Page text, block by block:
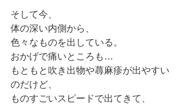
そして今、
体の深い内側から、
色々なものを出している。
おかげで痛いところも…
もともと吹き出物や蕁麻疹が出やすい
のだけど、
ものすごいスピードで出てきて、